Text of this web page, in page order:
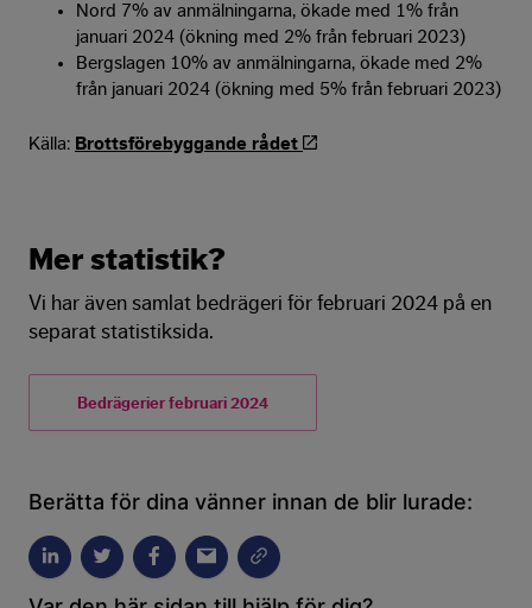
Nord 7% av anmälningarna, ökade med 1% från
januari 2024 (ökning med 2% från februari 2023)
Bergslagen 10% av anmälningarna, ökade med 2%
från januari 2024 (ökning med 5% från februari 2023)
Källa: Brottsförebyggande rådet
Mer statistik?
Vi har även samlat bedrägeri för februari 2024 på en
separat statistiksida.
Bedrägerier februari 2024
Berätta för dina vänner innan de blir lurade: